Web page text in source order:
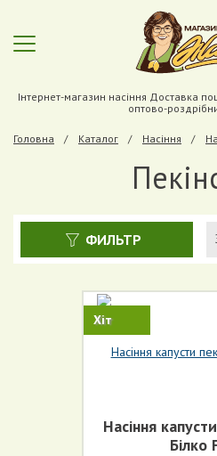
Інтернет-магазин насіння Доставка
оптово-
Головна Каталог Насіння
ФИЛЬТР
Хіт
Насіння
Білко